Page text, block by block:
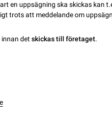
en uppsägning ska skickas kan
trots att meddelande om
innan detskickas till företaget.